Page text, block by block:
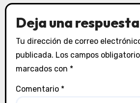
Deja una respuesta
Tu dirección de correo
publicada. Los campos
marcados con *
Comentario *